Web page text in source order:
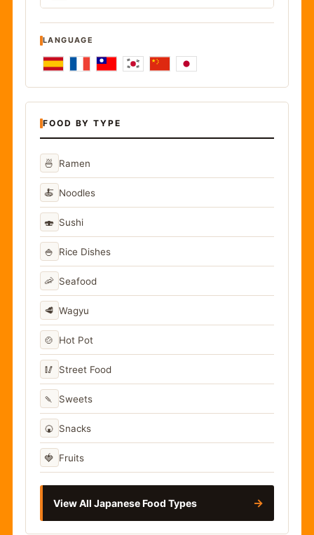
LANGUAGE
FOOD BY TYPE
🍜 Ramen
🍝 Noodles
🍣 Sushi
🍚 Rice Dishes
🦐 Seafood
🥩 Wagyu
🍲 Hot Pot
🥢 Street Food
🍡 Sweets
🍘 Snacks
🍓 Fruits
View All Japanese Food Types →